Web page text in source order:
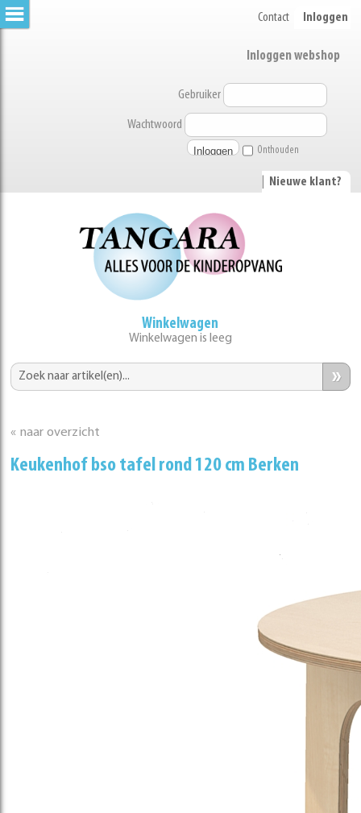
Contact Inloggen
Inloggen webshop
Gebruiker
Wachtwoord
Onthouden
Nieuwe klant?
Winkelwagen
Winkelwagen is leeg
»
« naar overzicht
Keukenhof bso tafel rond 120 cm Berken